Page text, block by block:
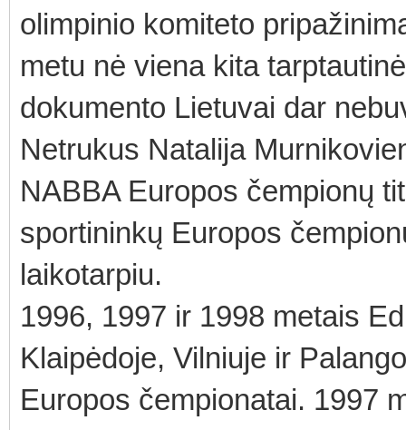
olimpinio komiteto
metu nė viena kita
dokumento Lietuvai dar
Netrukus Natalija
NABBA Europos čempionų
sportininkų Europos
laikotarpiu.
1996, 1997 ir 1998 metais
Klaipėdoje, Vilniuje ir
Europos čempionatai. 1997